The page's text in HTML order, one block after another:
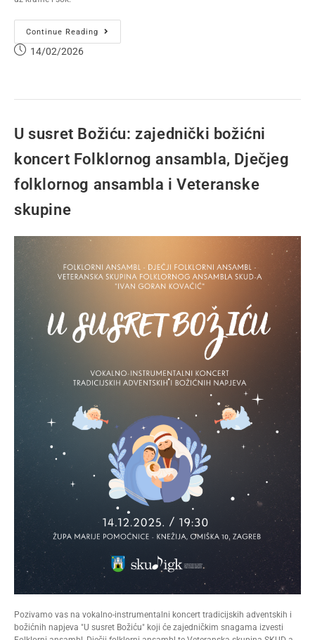
Continue Reading
14/02/2026
U susret Božiću: zajednički božićni
koncert Folklornog ansambla, Dječjeg
folklornog ansambla i Veteranske
skupine
Pozivamo vas na vokalno-instrumentalni koncert tradicijskih adventskih i
božićnih napjeva "U susret Božiću" koji će zajedničkim snagama izvesti